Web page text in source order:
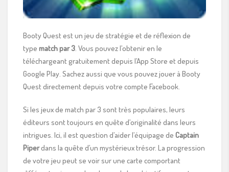
Booty Quest est un jeu de stratégie et de réflexion de
type match par 3. Vous pouvez l’obtenir en le
téléchargeant gratuitement depuis l’App Store et depuis
Google Play. Sachez aussi que vous pouvez jouer à Booty
Quest directement depuis votre compte Facebook.
Si les jeux de match par 3 sont très populaires, leurs
éditeurs sont toujours en quête d’originalité dans leurs
intrigues. Ici, il est question d’aider l’équipage de Captain
Piperdans la quête d’un mystérieux trésor. La progression
de votre jeu peut se voir sur une carte comportant